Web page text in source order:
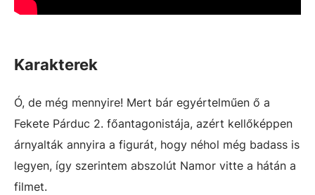
Karakterek
Ó, de még mennyire! Mert bár egyértelműen ő a
Fekete Párduc 2. főantagonistája, azért kellőképpen
árnyalták annyira a figurát, hogy néhol még badass is
legyen, így szerintem abszolút Namor vitte a hátán a
filmet.